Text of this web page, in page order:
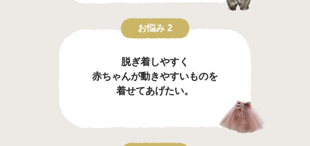
お悩み 2
脱ぎ着しやすく
赤ちゃんが動きやすいものを
着せてあげたい。